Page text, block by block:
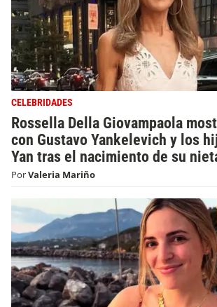
CELEBRIDADES
Rossella Della Giovampaola
con Gustavo Yankelevich y los
Yan tras el nacimiento de su
PorValeria Mariño